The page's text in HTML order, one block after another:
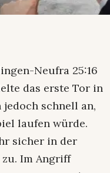
Neufra 25:16
das erste Tor in
jedoch schnell an,
laufen würde.
sicher in der
Im Angriff